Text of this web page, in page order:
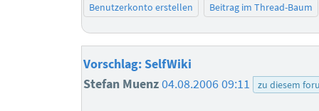
Benutzerkonto erstellen
Beitrag im Thread-Baum
Vorschlag: SelfWiki
Stefan Muenz04.08.2006 09:11 zu diesem